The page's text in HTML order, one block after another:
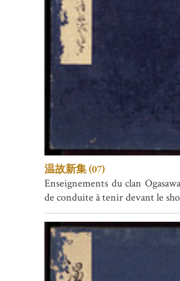
温故新集 (07)
Enseignements du clan
de conduite à tenir devant le